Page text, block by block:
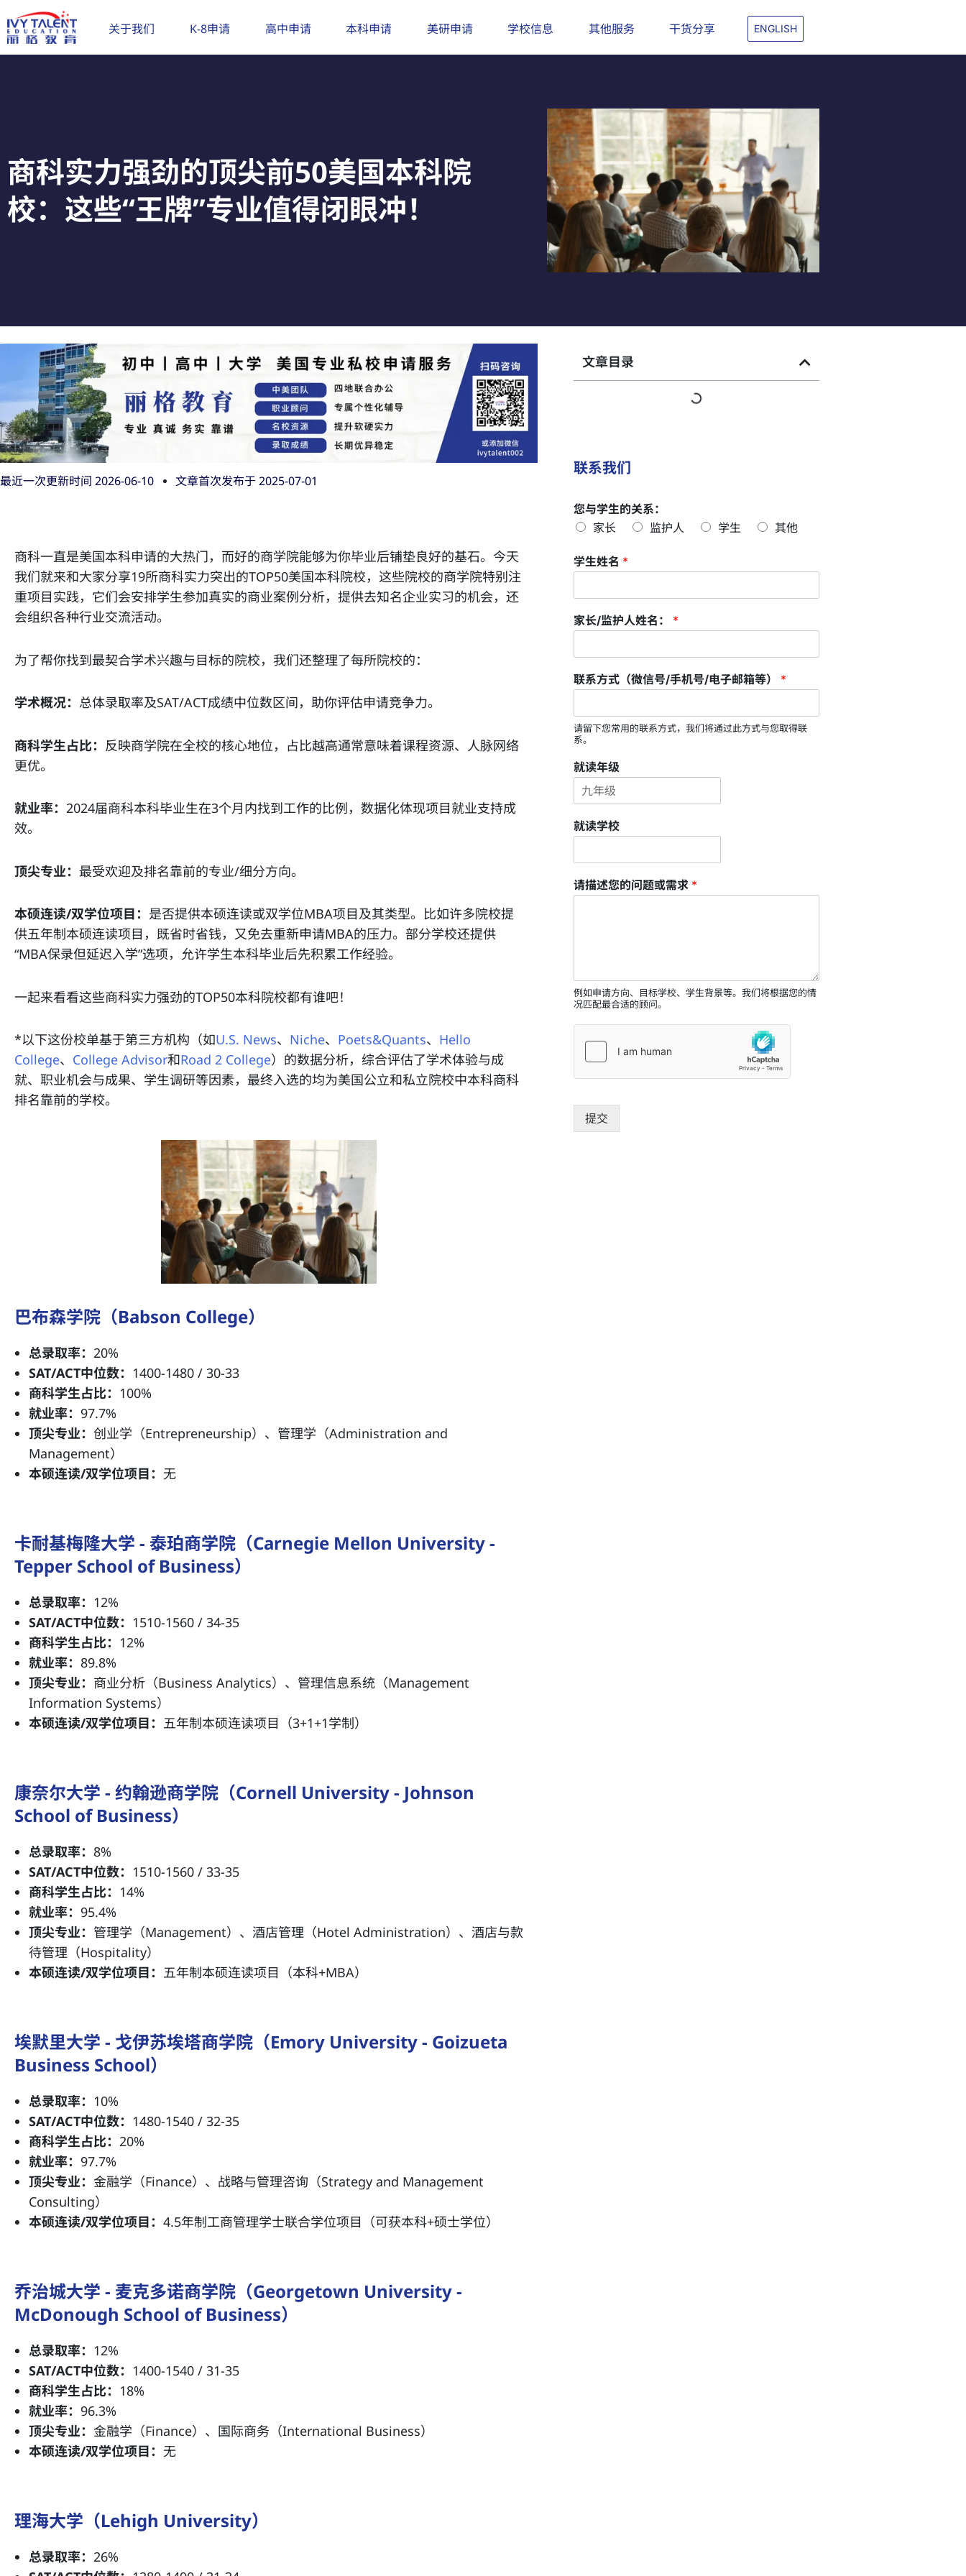
至
内
关于我们 K-8申请 高中申请 本科申请 美研申请 学校信息 其他服务 干货分享 ENGLISH
商科实力强劲的顶尖前50美国本科院
校：这些“王牌”专业值得闭眼冲！
最近一次更新时间 2026-06-10 文章首次发布于2025-07-01
商科一直是美国本科申请的大热门，而好的商学院能够为你毕业后铺垫良好的基石。今天
我们就来和大家分享19所商科实力突出的TOP50美国本科院校，这些院校的商学院特别注
重项目实践，它们会安排学生参加真实的商业案例分析，提供去知名企业实习的机会，还
会组织各种行业交流活动。
为了帮你找到最契合学术兴趣与目标的院校，我们还整理了每所院校的：
学术概况： 总体录取率及SAT/ACT成绩中位数区间，助你评估申请竞争力。
商科学生占比： 反映商学院在全校的核心地位，占比越高通常意味着课程资源、人脉网络
更优。
就业率： 2024届商科本科毕业生在3个月内找到工作的比例，数据化体现项目就业支持成
效。
顶尖专业： 最受欢迎及排名靠前的专业/细分方向。
本硕连读/双学位项目： 是否提供本硕连读或双学位MBA项目及其类型。比如许多院校提
供五年制本硕连读项目，既省时省钱，又免去重新申请MBA的压力。部分学校还提供
“MBA保录但延迟入学”选项，允许学生本科毕业后先积累工作经验。
一起来看看这些商科实力强劲的TOP50本科院校都有谁吧！
*以下这份校单基于第三方机构（如U.S. News、 Niche、 Poets&Quants、 Hello
College、 College Advisor和Road 2 College）的数据分析，综合评估了学术体验与成
就、职业机会与成果、学生调研等因素，最终入选的均为美国公立和私立院校中本科商科
排名靠前的学校。
巴布森学院（Babson College）
总录取率： 20%
SAT/ACT中位数： 1400-1480 / 30-33
商科学生占比： 100%
就业率： 97.7%
顶尖专业： 创业学（Entrepreneurship）、管理学（Administration and
Management）
本硕连读/双学位项目： 无
卡耐基梅隆大学 - 泰珀商学院（Carnegie Mellon University -
Tepper School of Business）
总录取率： 12%
SAT/ACT中位数： 1510-1560 / 34-35
商科学生占比： 12%
就业率： 89.8%
顶尖专业： 商业分析（Business Analytics）、管理信息系统（Management
Information Systems）
本硕连读/双学位项目： 五年制本硕连读项目（3+1+1学制）
康奈尔大学 - 约翰逊商学院（Cornell University - Johnson
School of Business）
总录取率： 8%
SAT/ACT中位数： 1510-1560 / 33-35
商科学生占比： 14%
就业率： 95.4%
顶尖专业： 管理学（Management）、酒店管理（Hotel Administration）、酒店与款
待管理（Hospitality）
本硕连读/双学位项目： 五年制本硕连读项目（本科+MBA）
埃默里大学 - 戈伊苏埃塔商学院（Emory University - Goizueta
Business School）
总录取率： 10%
SAT/ACT中位数： 1480-1540 / 32-35
商科学生占比： 20%
就业率： 97.7%
顶尖专业： 金融学（Finance）、战略与管理咨询（Strategy and Management
Consulting）
本硕连读/双学位项目： 4.5年制工商管理学士联合学位项目（可获本科+硕士学位）
乔治城大学 - 麦克多诺商学院（Georgetown University -
McDonough School of Business）
总录取率： 12%
SAT/ACT中位数： 1400-1540 / 31-35
商科学生占比： 18%
就业率： 96.3%
顶尖专业： 金融学（Finance）、国际商务（International Business）
本硕连读/双学位项目： 无
理海大学（Lehigh University）
总录取率： 26%
文章目录
联系我们
您与学生的关系：
家长
监护人 学生 其他
学生姓名 *
家长/监护人姓名： *
联系方式（微信号/手机号/电子邮箱等） *
请留下您常用的联系方式，我们将通过此方式与您取得联
系。
就读年级
就读学校
请描述您的问题或需求 *
例如申请方向、目标学校、学生背景等。我们将根据您的情
况匹配最合适的顾问。
提交